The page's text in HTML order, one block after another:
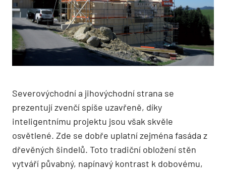
Severovýchodní a jihovýchodní strana se
prezentují zvenčí spíše uzavřeně, díky
inteligentnímu projektu jsou však skvěle
osvětlené. Zde se dobře uplatní zejména fasáda z
dřevěných šindelů. Toto tradiční obložení stěn
vytváří půvabný, napínavý kontrast k dobovému,